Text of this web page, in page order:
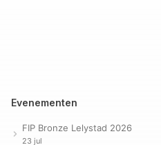
Evenementen
FIP Bronze Lelystad 2026
23 jul